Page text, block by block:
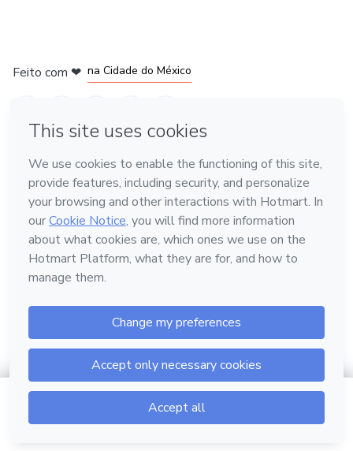
$5.00
Feito com ❤ na Cidade do México
Conheça a Hotmart
Idioma
Português
Hotmart — 2011-2026 © Todos os direitos reservados.